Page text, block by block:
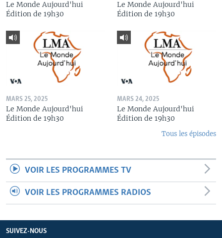
Le Monde Aujourd'hui
Édition de 19h30
Le Monde Aujourd'hui
Édition de 19h30
MARS 25, 2025
Le Monde Aujourd'hui
Édition de 19h30
MARS 24, 2025
Le Monde Aujourd'hui
Édition de 19h30
Tous les épisodes
VOIR LES PROGRAMMES TV
VOIR LES PROGRAMMES RADIOS
SUIVEZ-NOUS